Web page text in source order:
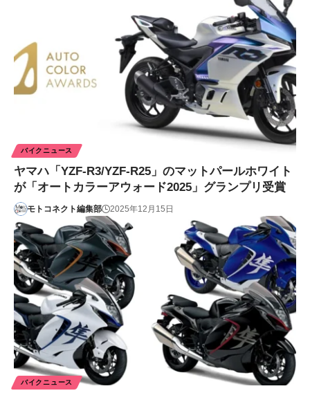
バイクニュース
ヤマハ「YZF-R3/YZF-R25」のマットパールホワイト
が「オートカラーアウォード2025」グランプリ受賞
モトコネクト編集部 2025年12月15日
バイクニュース